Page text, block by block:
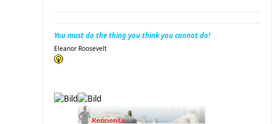
You must do the thing you think you cannot do!
Eleanor Roosevelt